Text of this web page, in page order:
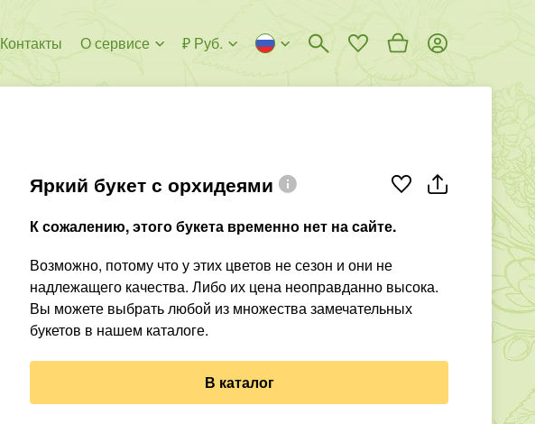
Контакты О сервисе ₽ Руб.
Яркий букет с орхидеями
К сожалению, этого букета временно нет на сайте.
Возможно, потому что у этих цветов не сезон и они не
надлежащего качества. Либо их цена неоправданно высока.
Вы можете выбрать любой из множества замечательных
букетов в нашем каталоге.
В каталог